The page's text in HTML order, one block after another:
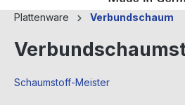
Plattenware Verbundschaum
Schaumstoff-Meister